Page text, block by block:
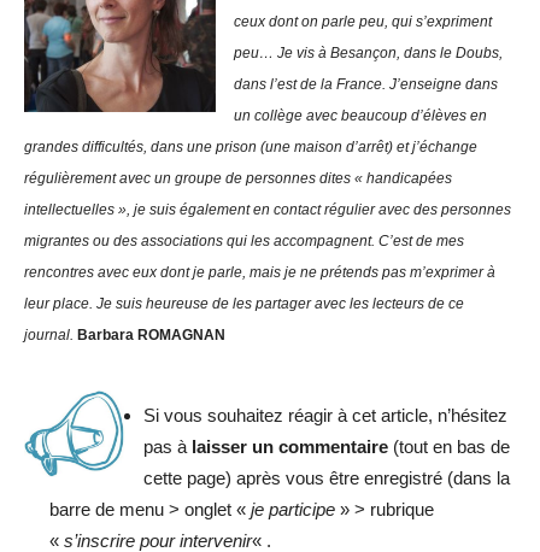
ceux dont on parle peu, qui s’expriment
peu… Je vis à Besançon, dans le Doubs,
dans l’est de la France. J’enseigne dans
un collège avec beaucoup d’élèves en
grandes difficultés, dans une prison (une maison d’arrêt) et j’échange
régulièrement avec un groupe de personnes dites « handicapées
intellectuelles », je suis également en contact régulier avec des personnes
migrantes ou des associations qui les accompagnent. C’est de mes
rencontres avec eux dont je parle, mais je ne prétends pas m’exprimer à
leur place. Je suis heureuse de les partager avec les lecteurs de ce
journal. Barbara ROMAGNAN
Si vous souhaitez réagir à cet article, n’hésitez
pas à laisser un commentaire (tout en bas de
cette page) après vous être enregistré (dans la
barre de menu > onglet « je participe » > rubrique
« s’inscrire pour intervenir« .